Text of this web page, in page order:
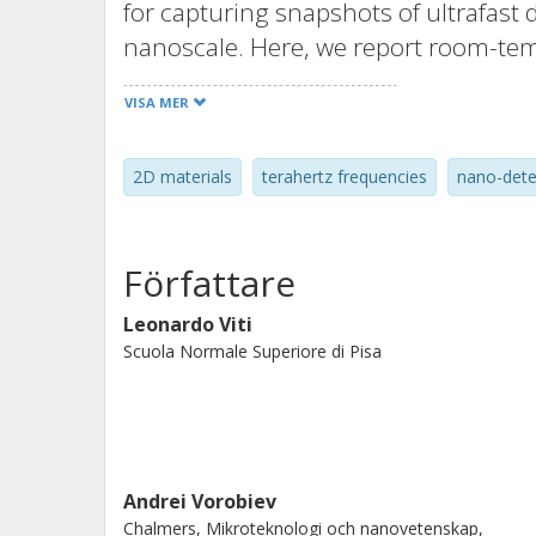
for capturing snapshots of ultrafast
nanoscale. Here, we report room-
antenna-coupled graphene field
lithographically-patterned high-
combination of high speed
(noise equivalent power ≤120 pW
range, thus paving the way for the
infrared, opening concrete
applications.
VISA MER
2D materials terahertz frequencies nano-
Författare
Leonardo Viti
Scuola Normale Superiore di Pisa
Andrei Vorobiev
Chalmers, Mikroteknologi och nanovetenskap,